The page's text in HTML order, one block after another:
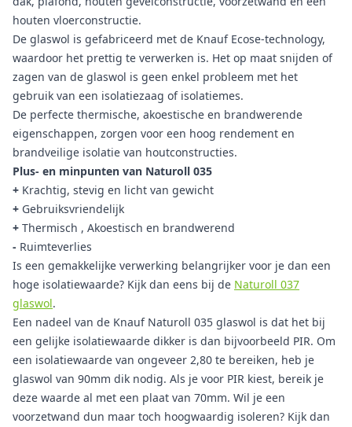
houten vloerconstructie.
De glaswol is gefabriceerd met de Knauf Ecose-technology,
waardoor het prettig te verwerken is. Het op maat snijden of
zagen van de glaswol is geen enkel probleem met het
gebruik van een isolatiezaag of isolatiemes.
De perfecte thermische, akoestische en brandwerende
eigenschappen, zorgen voor een hoog rendement en
brandveilige isolatie van houtconstructies.
Plus- en minpunten van Naturoll 035
+ Krachtig, stevig en licht van gewicht
+ Gebruiksvriendelijk
+ Thermisch , Akoestisch en brandwerend
- Ruimteverlies
Is een gemakkelijke verwerking belangrijker voor je dan een
hoge isolatiewaarde? Kijk dan eens bij de Naturoll 037
glaswol.
Een nadeel van de Knauf Naturoll 035 glaswol is dat het bij
een gelijke isolatiewaarde dikker is dan bijvoorbeeld PIR. Om
een isolatiewaarde van ongeveer 2,80 te bereiken, heb je
glaswol van 90mm dik nodig. Als je voor PIR kiest, bereik je
deze waarde al met een plaat van 70mm. Wil je een
voorzetwand dun maar toch hoogwaardig isoleren? Kijk dan